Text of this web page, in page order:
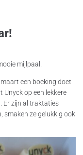
mijlpaal!
een boeking doet
op een lekkere
Er zijn al traktaties
smaken ze gelukkig ook